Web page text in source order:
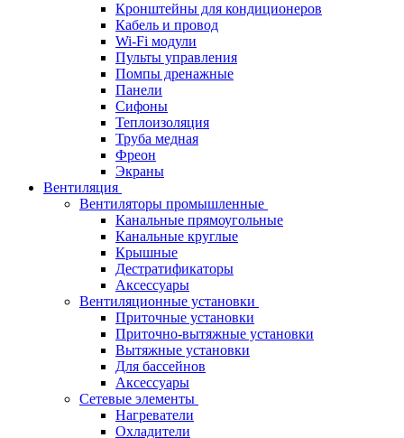
Кронштейны для кондиционеров
Кабель и провод
Wi-Fi модули
Пульты управления
Помпы дренажные
Панели
Сифоны
Теплоизоляция
Труба медная
Фреон
Экраны
Вентиляция
Вентиляторы промышленные
Канальные прямоугольные
Канальные круглые
Крышные
Дестратификаторы
Аксессуары
Вентиляционные установки
Приточные установки
Приточно-вытяжные установки
Вытяжные установки
Для бассейнов
Аксессуары
Сетевые элементы
Нагреватели
Охладители